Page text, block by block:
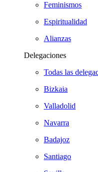
Feminismos
Espiritualidad
Alianzas
Delegaciones
Todas las
Bizkaia
Valladolid
Navarra
Badajoz
Santiago